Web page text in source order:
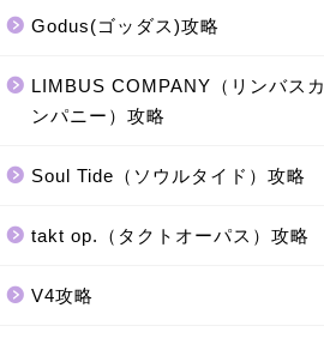
Godus(ゴッダス)攻略
LIMBUS COMPANY（リンバスカ
ンパニー）攻略
Soul Tide（ソウルタイド）攻略
takt op.（タクトオーパス）攻略
V4攻略